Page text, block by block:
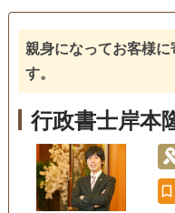
親身になってお客様
す。
行政書士岸本